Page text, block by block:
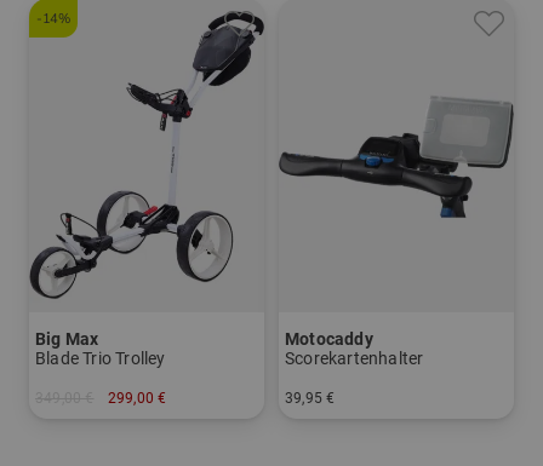
-14%
Big Max
Blade Trio Trolley
299,00 €
Motocaddy
Scorekartenhalter
39,95 €